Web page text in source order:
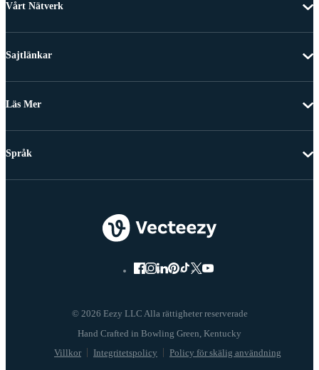
Vårt Nätverk
Sajtlänkar
Läs Mer
© 2026 Eezy LLC Alla rättigheter reserverade
Villkor Integritetspolicy Policy för skälig användning
Språk